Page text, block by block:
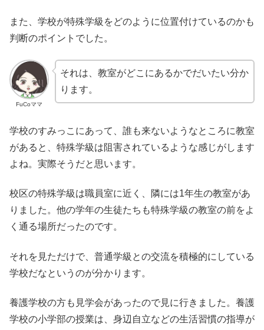
また、学校が特殊学級をどのように位置付けているのかも
判断のポイントでした。
FuCoママ
それは、教室がどこにあるかでだいたい分か
ります。
学校のすみっこにあって、誰も来ないようなところに教室
があると、特殊学級は阻害されているような感じがします
よね。実際そうだと思います。
校区の特殊学級は職員室に近く、隣には1年生の教室があ
りました。他の学年の生徒たちも特殊学級の教室の前をよ
く通る場所だったのです。
それを見ただけで、普通学級との交流を積極的にしている
学校だなというのが分かります。
養護学校の方も見学会があったので見に行きました。養護
学校の小学部の授業は、身辺自立などの生活習慣の指導が